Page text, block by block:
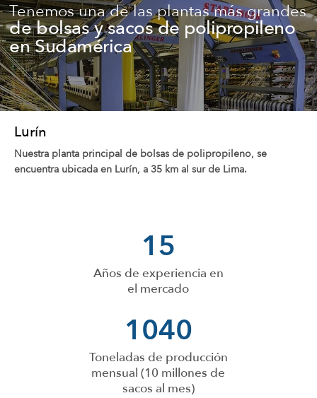
Tenemos una de las plantas más grandes
de bolsas y sacos de polipropileno
en Sudamérica
Lurín
Nuestra planta principal de bolsas de polipropileno, se
encuentra ubicada en Lurín, a 35 km al sur de Lima.
15
Años de experiencia en
el mercado
1040
Toneladas de producción
mensual (10 millones de
sacos al mes)